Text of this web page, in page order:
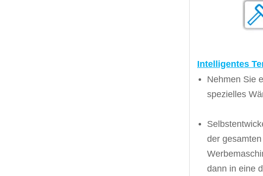
Intelligentes
Nehmen Sie
spezielles
der
dann in eine